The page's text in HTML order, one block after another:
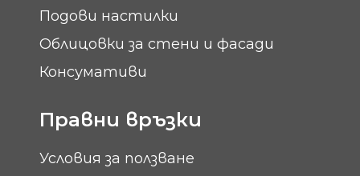
Подови настилки
Облицовки за стени и фасади
Консумативи
Правни връзки
Условия за ползване